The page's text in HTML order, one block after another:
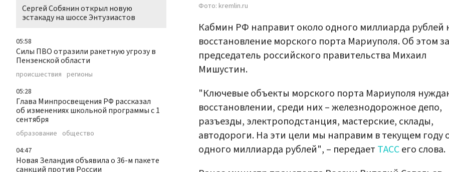
Сергей Собянин открыл новую
эстакаду на шоссе Энтузиастов
05:58
Силы ПВО отразили ракетную угрозу в
Пензенской области
происшествия регионы
05:28
Глава Минпросвещения РФ рассказал
об изменениях школьной программы с 1
сентября
образование общество
04:47
Новая Зеландия объявила о 36-м пакете
санкций против России
Фото: kremlin.ru
Кабмин РФ направит около одного миллиарда рублей
восстановление морского порта Мариуполя. Об этом
председатель российского правительства Михаил
Мишустин.
"Ключевые объекты морского порта Мариуполя
восстановлении, среди них – железнодорожное депо,
разъезды, электроподстанция, мастерские, склады,
автодороги. На эти цели мы направим в текущем году
одного миллиарда рублей", – передает ТАССего слова.